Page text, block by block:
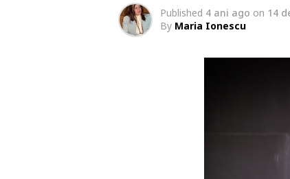
Published 4 ani ago on 14
By Maria Ionescu